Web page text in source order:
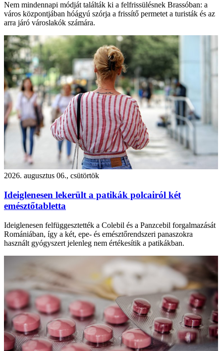
Nem mindennapi módját találták ki a felfrissülésnek Brassóban: a
város központjában hóágyú szórja a frissítő permetet a turisták és az
arra járó városlakók számára.
2026. augusztus 06., csütörtök
Ideiglenesen lekerült a patikák polcairól két
emésztőtabletta
Ideiglenesen felfüggesztették a Colebil és a Panzcebil forgalmazását
Romániában, így a két, epe- és emésztőrendszeri panaszokra
használt gyógyszert jelenleg nem értékesítik a patikákban.